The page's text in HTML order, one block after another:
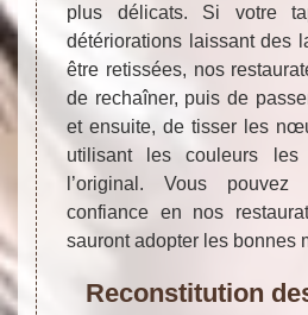
plus délicats. Si votre
détériorations laissant des
être retissées, nos
de rechaîner, puis de
et ensuite, de tisser les
utilisant les couleurs
l’original. Vous pouvez
confiance en nos
sauront adopter les bonnes
Reconstitution